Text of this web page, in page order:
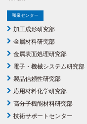
和泉センター
加工成形研究部
金属材料研究部
金属表面処理研究部
電子・機械システム研究部
製品信頼性研究部
応用材料化学研究部
高分子機能材料研究部
技術サポートセンター